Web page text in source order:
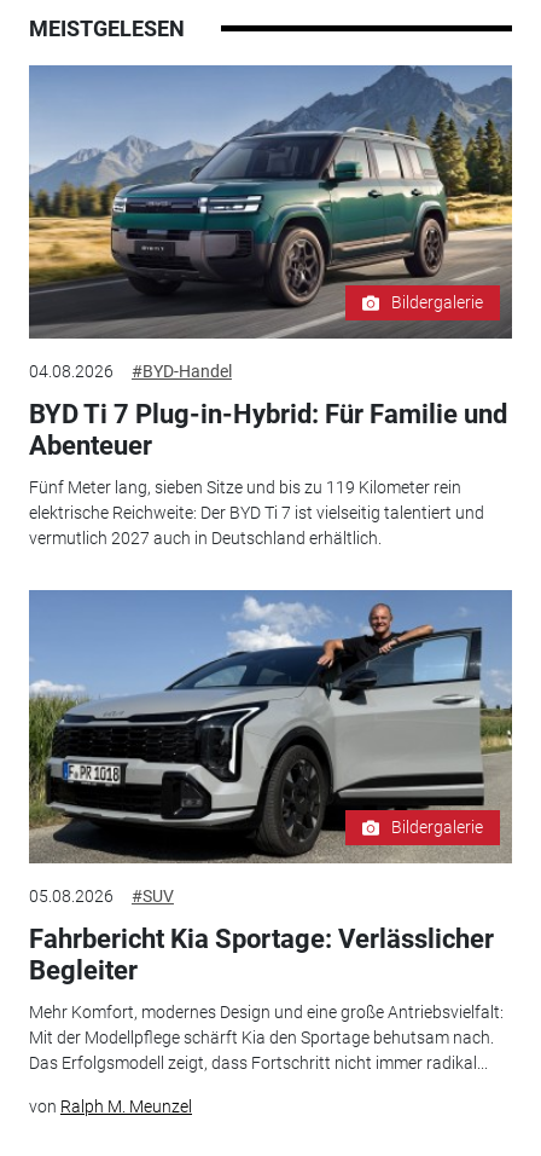
MEISTGELESEN
Bildergalerie
04.08.2026 #BYD-Handel
BYD Ti 7 Plug-in-Hybrid: Für Familie und
Abenteuer
Fünf Meter lang, sieben Sitze und bis zu 119 Kilometer rein
elektrische Reichweite: Der BYD Ti 7 ist vielseitig talentiert und
vermutlich 2027 auch in Deutschland erhältlich.
Bildergalerie
05.08.2026 #SUV
Fahrbericht Kia Sportage: Verlässlicher
Begleiter
Mehr Komfort, modernes Design und eine große Antriebsvielfalt:
Mit der Modellpflege schärft Kia den Sportage behutsam nach.
Das Erfolgsmodell zeigt, dass Fortschritt nicht immer radikal...
von Ralph M. Meunzel